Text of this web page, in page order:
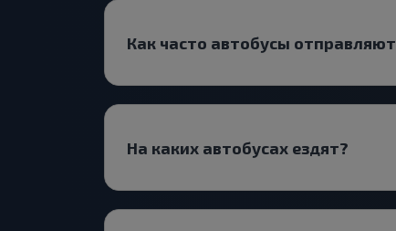
Как часто автобусы
На каких автобусах ездят?